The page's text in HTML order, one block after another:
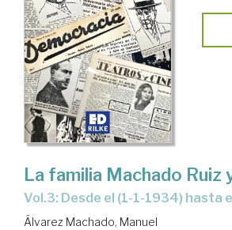
La familia Machado Ruiz
Vol.3: Desde el (1-1-1934) hasta
Álvarez Machado, Manuel